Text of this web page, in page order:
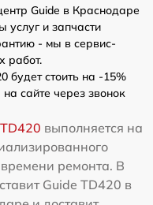
Guide в Краснодаре
и запчасти
- мы в сервис-
работ.
будет стоить на -15%
сайте через звонок
выполняется на
ремонта. В
Guide TD420 в